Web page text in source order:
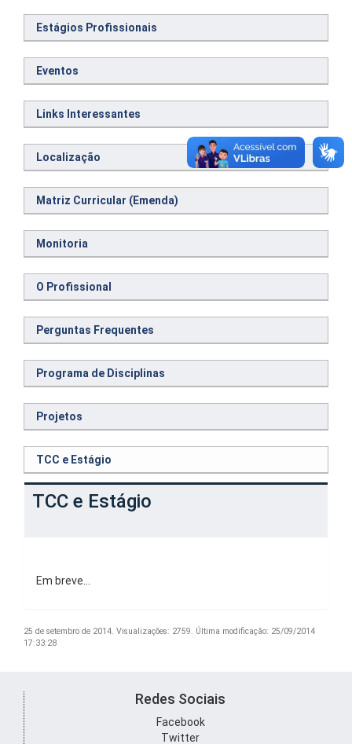
Estágios Profissionais
Eventos
Links Interessantes
Localização
Matriz Curricular (Emenda)
Monitoria
O Profissional
Perguntas Frequentes
Programa de Disciplinas
Projetos
TCC e Estágio
TCC e Estágio
Em breve…
25 de setembro de 2014. Visualizações: 2759. Última modificação: 25/09/2014
17:33:28
Redes Sociais
Facebook
Twitter